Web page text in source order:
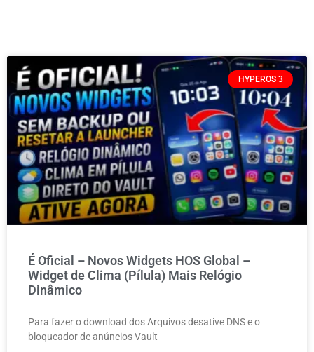
HYPEROS 3
É Oficial – Novos Widgets HOS Global –
Widget de Clima (Pílula) Mais Relógio
Dinâmico
Para fazer o download dos Arquivos desative DNS e o
bloqueador de anúncios Vault